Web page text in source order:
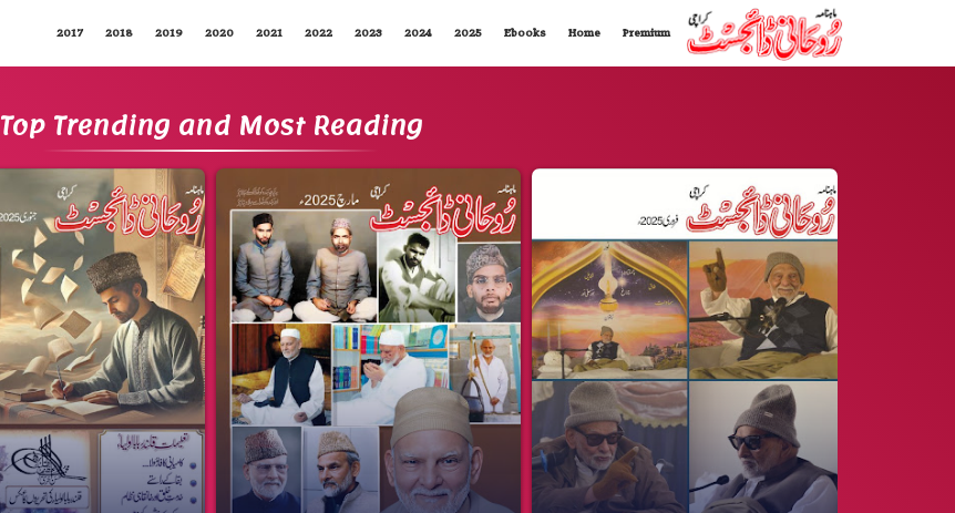
Premium
Home
Ebooks
2025
2024
2023
2022
2021
2020
2019
2018
2017
Top Trending and Most Reading